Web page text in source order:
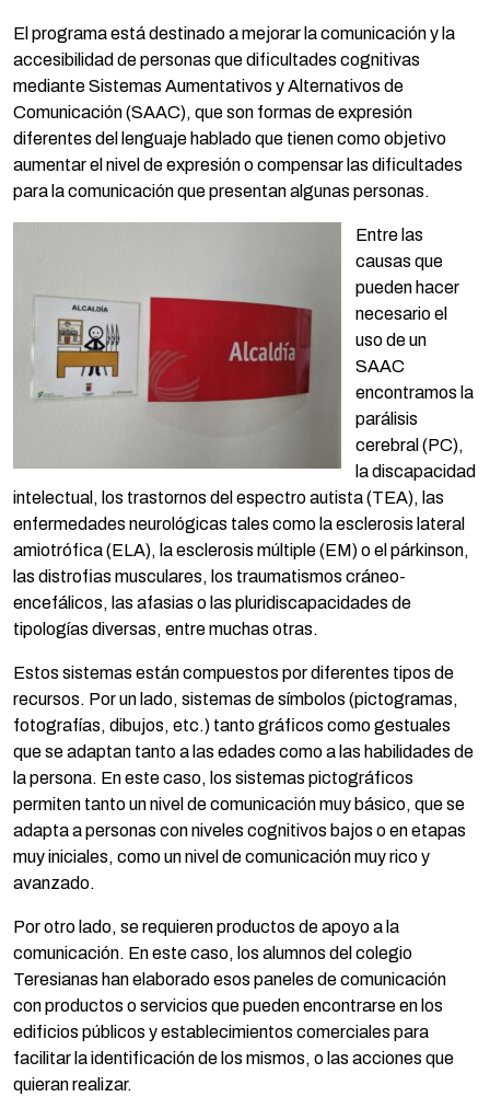
El programa está destinado a mejorar la comunicación y la
accesibilidad de personas que dificultades cognitivas
mediante Sistemas Aumentativos y Alternativos de
Comunicación (SAAC), que son formas de expresión
diferentes del lenguaje hablado que tienen como objetivo
aumentar el nivel de expresión o compensar las dificultades
para la comunicación que presentan algunas personas.
Entre las
causas que
pueden hacer
necesario el
uso de un
SAAC
encontramos la
parálisis
cerebral (PC),
la discapacidad
intelectual, los trastornos del espectro autista (TEA), las
enfermedades neurológicas tales como la esclerosis lateral
amiotrófica (ELA), la esclerosis múltiple (EM) o el párkinson,
las distrofias musculares, los traumatismos cráneo-
encefálicos, las afasias o las pluridiscapacidades de
tipologías diversas, entre muchas otras.
Estos sistemas están compuestos por diferentes tipos de
recursos. Por un lado, sistemas de símbolos (pictogramas,
fotografías, dibujos, etc.) tanto gráficos como gestuales
que se adaptan tanto a las edades como a las habilidades de
la persona. En este caso, los sistemas pictográficos
permiten tanto un nivel de comunicación muy básico, que se
adapta a personas con niveles cognitivos bajos o en etapas
muy iniciales, como un nivel de comunicación muy rico y
avanzado.
Por otro lado, se requieren productos de apoyo a la
comunicación. En este caso, los alumnos del colegio
Teresianas han elaborado esos paneles de comunicación
con productos o servicios que pueden encontrarse en los
edificios públicos y establecimientos comerciales para
facilitar la identificación de los mismos, o las acciones que
quieran realizar.